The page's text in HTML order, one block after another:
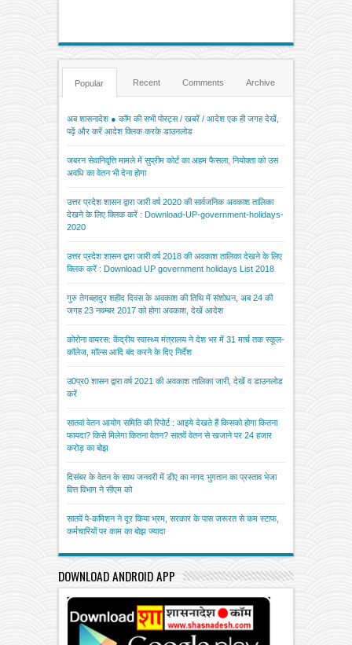
Popular Recent Comments Archive
अब शासनादेश ● कॉम की सभी पोस्ट्स / खबरें / आदेश एक ही जगह देखें,
पढ़ें और करें आदेश क्लिक करके डाउनलोड
जबरन सेवानिवृत्ति मामले में सुप्रीम कोर्ट का अहम फैसला, नियोक्ता को उस
अवधि का वेतन भी देना होगा
उत्तर प्रदेश शासन द्वारा जारी वर्ष 2020 की सार्वजनिक अवकाश तालिका
देखने के लिए क्लिक करें : Download-UP-government-holidays-
2020
उत्तर प्रदेश शासन द्वारा जारी वर्ष 2018 की अवकाश तालिका देखने के लिए
क्लिक करें : Download UP government holidays List 2018
गुरु तेगबहादुर शहीद दिवस के अवकाश की तिथि में संशोधन, अब 24 की
जगह 23 नवम्बर 2017 को होगा अवकाश, देखें आदेश
कोरोना वायरस: केंद्रीय स्वास्थ्य मंत्रालय ने देश भर में 31 मार्च तक स्कूल-
कॉलेज, मॉल्स आदि बंद करने के दिए निर्देश
उ0प्र0 शासन द्वारा वर्ष 2021 की अवकाश तालिका जारी, देखें व डाउनलोड
करें
सातवां वेतन आयोग समिति की रिपोर्ट : आइये देखते हैं किसको होगा कितना
फायदा? किसे मिलेगा कितना वेतन? सातवें वेतन से खजाने पर 24 हजार
करोड़ का बोझ
दिसंबर के वेतन के साथ जनवरी में डीए का नगद भुगतान का प्रस्ताव भेजा
वित्त विभाग ने सीएम को
सातवें पे-कमिशन ने दूर किया भ्रम, सरकार के पास जरूरत से कम स्टाफ,
कर्मचारियों पर काम का बोझ ज्यादा
DOWNLOAD ANDROID APP